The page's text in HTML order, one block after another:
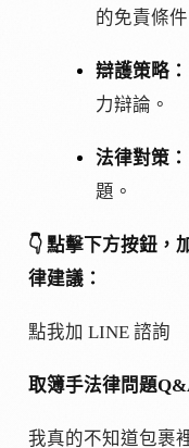
的免責條件
辯護策略：
力辯論。
法律對策：
題。
👇 點擊下方按鈕，
律建議：
點我加 LINE 諮詢
取簿手法律問題
我真的不知道包裹